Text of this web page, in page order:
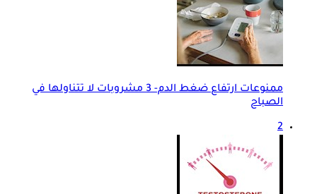
ممنوعات ارتفاع ضغط الدم- 3 مشروبات لا تتناولها في
الصباح
2